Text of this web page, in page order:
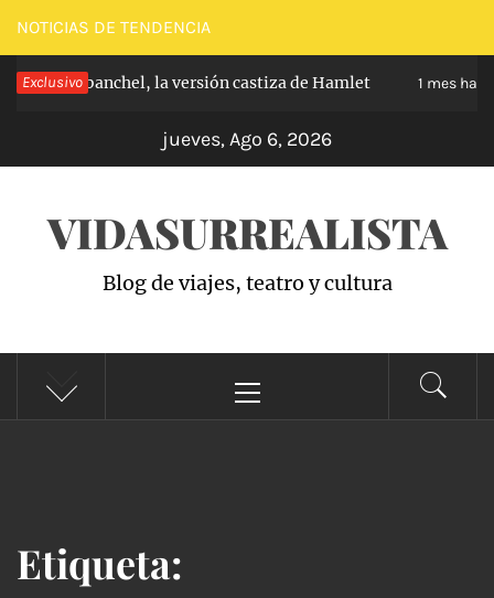
Saltar
al
contenido
NOTICIAS DE TENDENCIA
Exclusivo
Carabanchel, la versión castiza de Hamlet 1 mes hace
jueves, Ago 6, 2026
VIDASURREALISTA
Blog de viajes, teatro y cultura
principal
Etiqueta: